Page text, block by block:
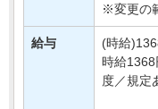
※変更の
給与
(時給
時給
度／規定